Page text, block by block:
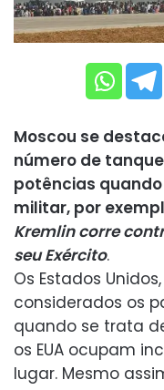
Moscou se
número de
potências
militar, por
Kremlin corre
seu Exército.
Os Estados
considerados os
quando se trata
os EUA ocupam
lugar. Mesmo